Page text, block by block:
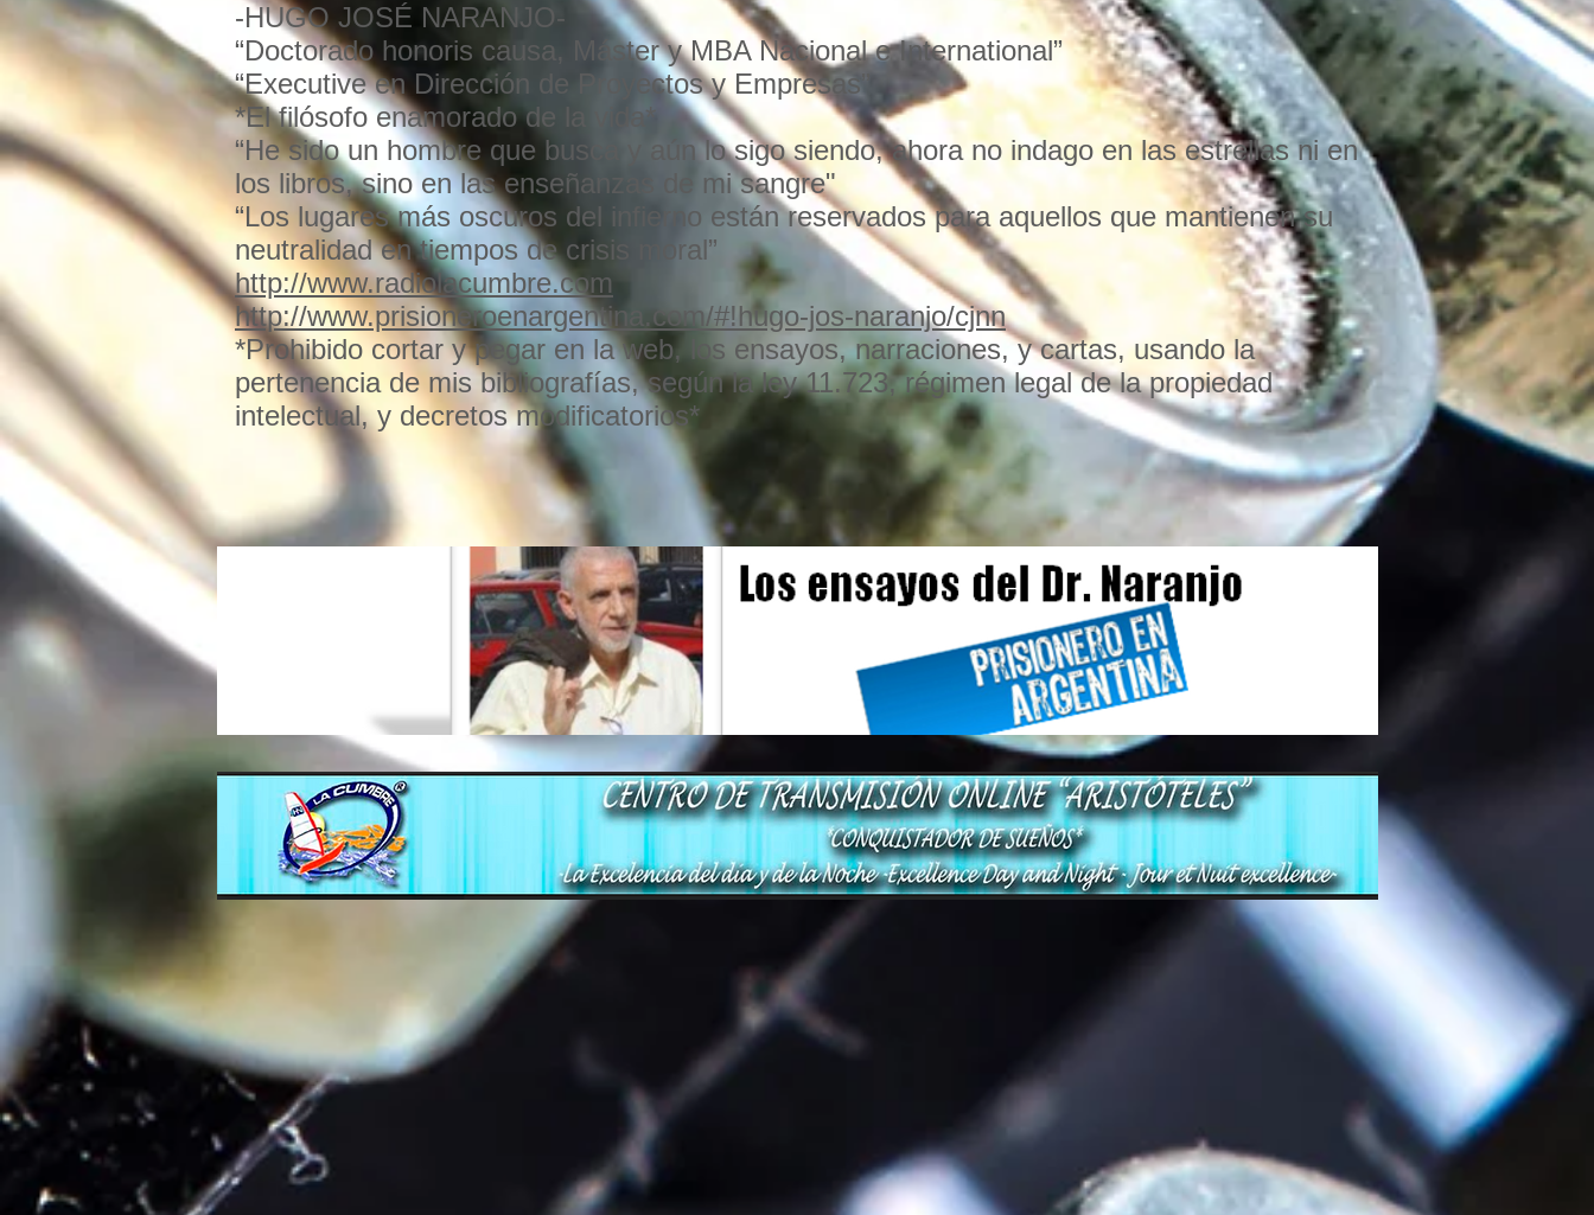
-HUGO JOSÉ NARANJO-
“Doctorado honoris causa, Máster y MBA Nacional e International”
“Executive en Dirección de Proyectos y Empresas”
*El filósofo enamorado de la vida*
“He sido un hombre que busca y aún lo sigo siendo, ahora no indago en las estrellas ni en
los libros, sino en las enseñanzas de mi sangre"
“Los lugares más oscuros del infierno están reservados para aquellos que mantienen su
neutralidad en tiempos de crisis moral”
http://www.radiolacumbre.com
http://www.prisioneroenargentina.com/#!hugo-jos-naranjo/cjnn
*Prohibido cortar y pegar en la web, los ensayos, narraciones, y cartas, usando la
pertenencia de mis bibliografías, según la ley 11.723, régimen legal de la propiedad
intelectual, y decretos modificatorios*